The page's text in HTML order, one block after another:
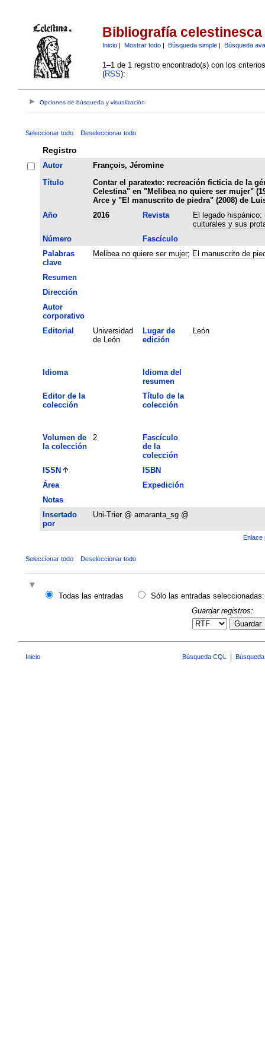
Bibliografía celestinesca
Inicio| Mostrar todo| Búsqueda simple| Búsqueda
1–1 de 1 registro encontrado(s) con los
(RSS):
Opciones de búsqueda y visualización
Seleccionar todo Deseleccionar todo
Registro
Autor
François, Jéromine
Título
Contar el paratexto: recreación ficticia de la
Celestina" en "Melibea no quiere ser mujer"
Arce y "El manuscrito de piedra" (2008) de
Año
2016 Revista
El legado
culturales y sus
Número
Fascículo
Palabras
clave
Melibea no quiere ser mujer; El manuscrito de
Resumen
Dirección
Autor
corporativo
Editorial
Universidad
de León
Lugar de
edición
León
Idioma
Idioma del
resumen
Editor de la
colección
Título de la
colección
Volumen de
la colección
2
Fascículo
de la
colección
ISSN
ISBN
Área
Expedición
Notas
Insertado
por
Uni-Trier @ amaranta_sg @
Enlace
Seleccionar todo Deseleccionar todo
Todas las entradas
Sólo las entradas seleccionadas:
Guardar registros:
Guardar
Inicio Búsqueda CQL